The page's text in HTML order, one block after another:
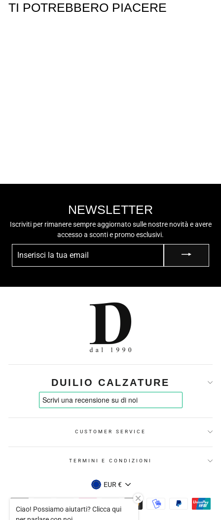
TI POTREBBERO PIACERE
NEWSLETTER
Iscriviti per rimanere sempre aggiornato sulle nostre novità e avere
accesso a sconti e promo esclusivi.
DUILIO CALZATURE
CUSTOMER SERVICE
TERMINI E CONDIZIONI
VALUTA
EUR €
Ciao! Possiamo aiutarti? Clicca qui